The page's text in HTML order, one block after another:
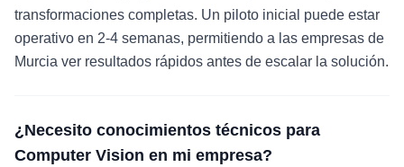
transformaciones completas. Un piloto inicial puede estar
operativo en 2-4 semanas, permitiendo a las empresas de
Murcia ver resultados rápidos antes de escalar la solución.
¿Necesito conocimientos técnicos para
Computer Vision en mi empresa?